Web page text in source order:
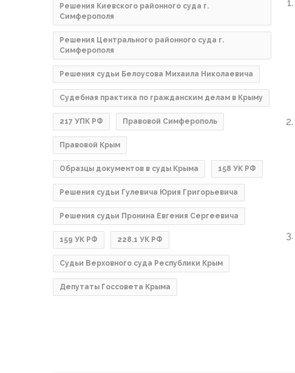
Решения Киевского районного суда г.
Симферополя
Решения Центрального районного суда г.
Симферополя
Решения судьи Белоусова Михаила Николаевича
Судебная практика по гражданским делам в Крыму
217 УПК РФ Правовой Симферополь
Правовой Крым
Образцы документов в суды Крыма 158 УК РФ
Решения судьи Гулевича Юрия Григорьевича
Решения судьи Пронина Евгения Сергеевича
159 УК РФ 228.1 УК РФ
Судьи Верховного суда Республики Крым
Депутаты Госсовета Крыма